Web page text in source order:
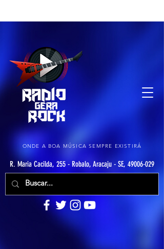
ONDE A BOA MÚSICA SEMPRE EXISTIRÁ
R. Maria Cacilda, 255 - Robalo, Aracaju - SE, 49006-029